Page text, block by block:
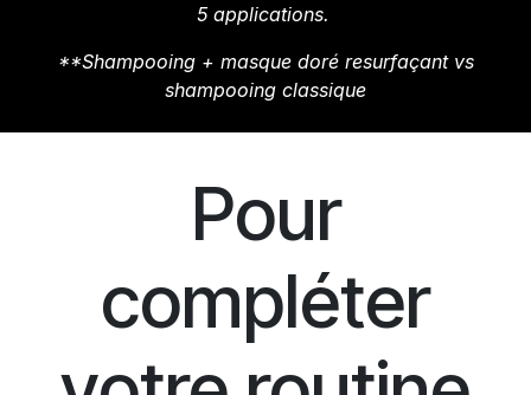
5 applications.
**Shampooing + masque doré resurfaçant vs
shampooing classique
Pour
compléter